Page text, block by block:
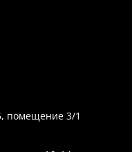
помещение 3/1